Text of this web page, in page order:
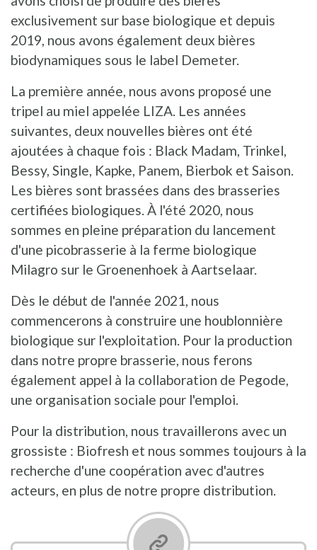
exclusivement sur base biologique et depuis
2019, nous avons également deux bières
biodynamiques sous le label Demeter.
La première année, nous avons proposé une
tripel au miel appelée LIZA. Les années
suivantes, deux nouvelles bières ont été
ajoutées à chaque fois : Black Madam, Trinkel,
Bessy, Single, Kapke, Panem, Bierbok et Saison.
Les bières sont brassées dans des brasseries
certifiées biologiques. À l'été 2020, nous
sommes en pleine préparation du lancement
d'une picobrasserie à la ferme biologique
Milagro sur le Groenenhoek à Aartselaar.
Dès le début de l'année 2021, nous
commencerons à construire une houblonnière
biologique sur l'exploitation. Pour la production
dans notre propre brasserie, nous ferons
également appel à la collaboration de Pegode,
une organisation sociale pour l'emploi.
Pour la distribution, nous travaillerons avec un
grossiste : Biofresh et nous sommes toujours à la
recherche d'une coopération avec d'autres
acteurs, en plus de notre propre distribution.